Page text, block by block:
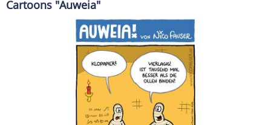
Cartoons "Auweia"